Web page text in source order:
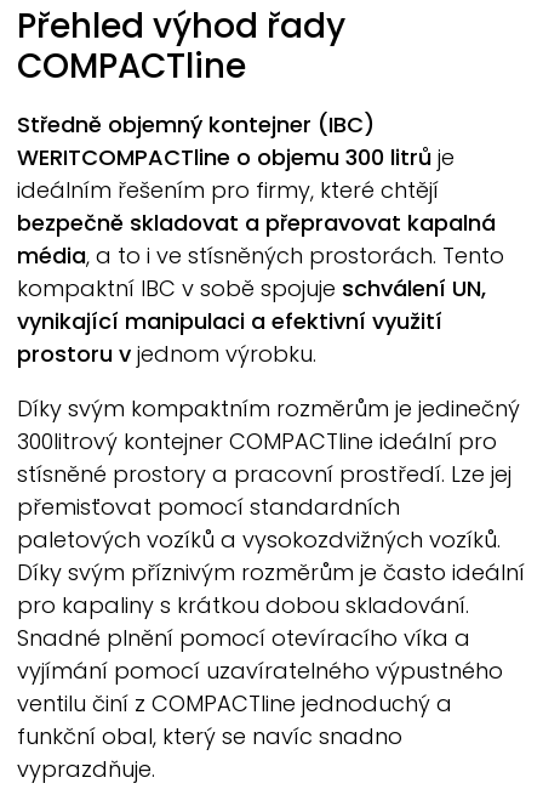
Přehled výhod řady
COMPACTline
Středně objemný kontejner (IBC)
WERITCOMPACTline o objemu 300 litrůje
ideálním řešením pro firmy, které chtějí
bezpečně skladovat a přepravovat kapalná
média, a to i ve stísněných prostorách. Tento
kompaktní IBC v sobě spojuje schválení UN,
vynikající manipulaci a efektivní využití
prostoru vjednom výrobku.
Díky svým kompaktním rozměrům je jedinečný
300litrový kontejnerCOMPACTline ideální pro
stísněné prostory a pracovní prostředí. Lze jej
přemisťovat pomocí standardních
paletových vozíků a vysokozdvižných vozíků.
Díky svým příznivým rozměrům je často ideální
pro kapaliny s krátkou dobou skladování.
Snadné plnění pomocí otevíracího víka a
vyjímání pomocí uzavíratelného výpustného
ventilu činí z COMPACTline jednoduchý a
funkční obal, který se navíc snadno
vyprazdňuje.